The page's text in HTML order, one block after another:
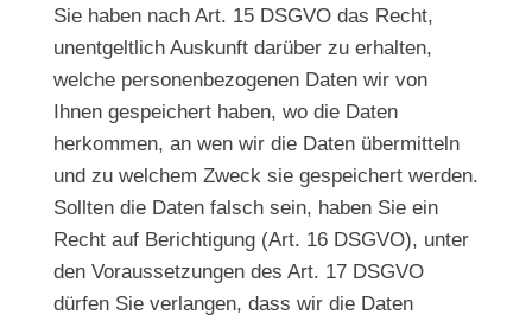
Sie haben nach Art. 15 DSGVO das Recht,
unentgeltlich Auskunft darüber zu erhalten,
welche personenbezogenen Daten wir von
Ihnen gespeichert haben, wo die Daten
herkommen, an wen wir die Daten übermitteln
und zu welchem Zweck sie gespeichert werden.
Sollten die Daten falsch sein, haben Sie ein
Recht auf Berichtigung (Art. 16 DSGVO), unter
den Voraussetzungen des Art. 17 DSGVO
dürfen Sie verlangen, dass wir die Daten